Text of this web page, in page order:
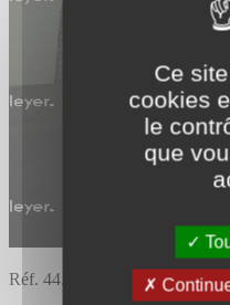
Ce
cookies
le
que
Réf. 44.3820